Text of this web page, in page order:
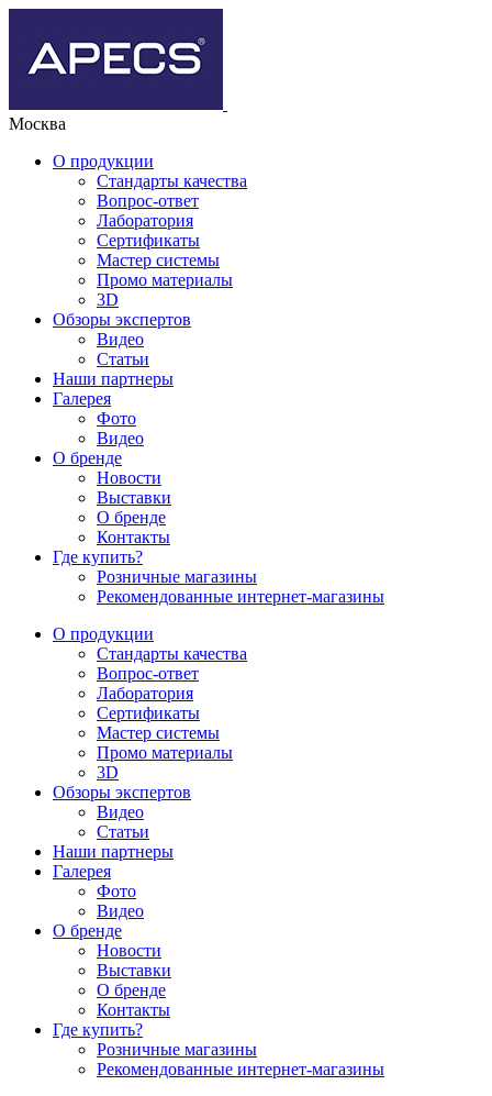
Москва
О продукции
Стандарты качества
Вопрос-ответ
Лаборатория
Сертификаты
Мастер системы
Промо материалы
3D
Обзоры экспертов
Видео
Статьи
Наши партнеры
Галерея
Фото
Видео
О бренде
Новости
Выставки
О бренде
Контакты
Где купить?
Розничные магазины
Рекомендованные интернет-магазины
О продукции
Стандарты качества
Вопрос-ответ
Лаборатория
Сертификаты
Мастер системы
Промо материалы
3D
Обзоры экспертов
Видео
Статьи
Наши партнеры
Галерея
Фото
Видео
О бренде
Новости
Выставки
О бренде
Контакты
Где купить?
Розничные магазины
Рекомендованные интернет-магазины